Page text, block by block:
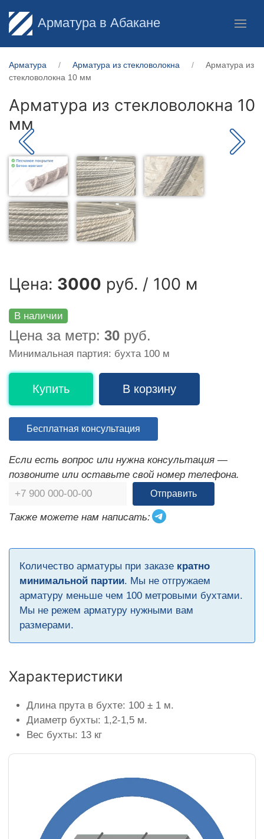
Арматура в Абакане
Арматура Арматура из стекловолокна
Арматура из
стекловолокна 10 мм
Арматура из стекловолокна 10
мм
Цена: 3000 руб. / 100 м
В наличии
Цена за метр: 30 руб.
Минимальная партия: бухта 100 м
Купить В корзину
Бесплатная консультация
Если есть вопрос или нужна консультация —
позвоните или оставьте свой номер телефона.
Отправить
Также можете нам написать:
Количество арматуры при заказе кратно
минимальной партии. Мы не отгружаем
арматуру меньше чем 100 метровыми бухтами.
Мы не режем арматуру нужными вам
размерами.
Характеристики
Длина прута в бухте: 100 ± 1 м.
Диаметр бухты: 1,2-1,5 м.
Вес бухты: 13 кг